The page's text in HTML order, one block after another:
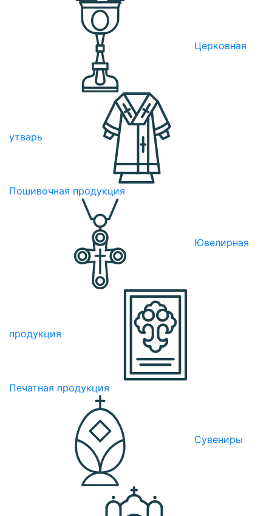
Церковная
утварь
Пошивочная продукция
Ювелирная
продукция
Печатная продукция
Сувениры